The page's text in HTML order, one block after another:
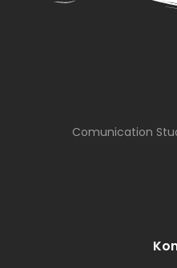
Comunication